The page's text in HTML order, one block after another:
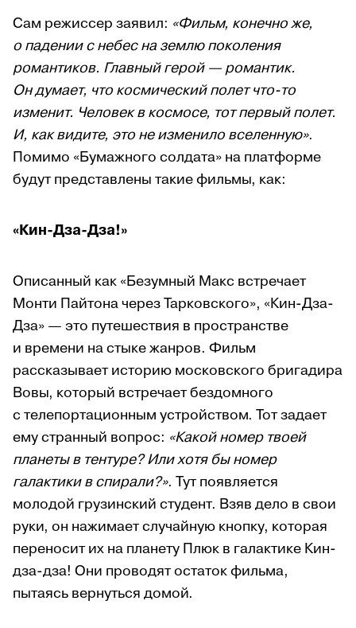
Сам режиссер заявил: «Фильм, конечно же,
о падении с небес на землю поколения
романтиков. Главный герой — романтик.
Он думает, что космический полет что-то
изменит. Человек в космосе, тот первый полет.
И, как видите, это не изменило вселенную».
Помимо «Бумажного солдата» на платформе
будут представлены такие фильмы, как:
«Кин-Дза-Дза!»
Описанный как «Безумный Макс встречает
Монти Пайтона через Тарковского», «Кин-Дза-
Дза» — это путешествия в пространстве
и времени на стыке жанров. Фильм
рассказывает историю московского бригадира
Вовы, который встречает бездомного
с телепортационным устройством. Тот задает
ему странный вопрос: «Какой номер твоей
планеты в тентуре? Или хотя бы номер
галактики в спирали?». Тут появляется
молодой грузинский студент. Взяв дело в свои
руки, он нажимает случайную кнопку, которая
переносит их на планету Плюк в галактике Кин-
дза-дза! Они проводят остаток фильма,
пытаясь вернуться домой.